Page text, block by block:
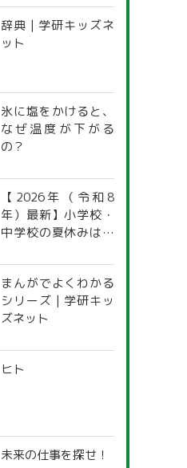
辞典 | 学研キッズネ
ット
氷に塩をかけると、
なぜ温度が下がる
の？
【2026年（令和8
年）最新】小学校・
中学校の夏休みはい
道府県別「夏季休暇
一覧」
まんがでよくわかる
シリーズ | 学研キッ
ズネット
ヒト
未来の仕事を探せ！